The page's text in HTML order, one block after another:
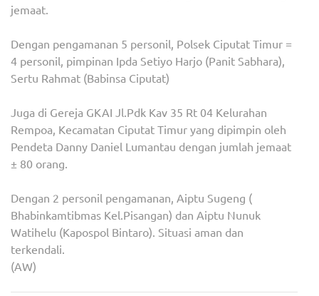
jemaat.
Dengan pengamanan 5 personil, Polsek Ciputat Timur =
4 personil, pimpinan Ipda Setiyo Harjo (Panit Sabhara),
Sertu Rahmat (Babinsa Ciputat)
Juga di Gereja GKAI Jl.Pdk Kav 35 Rt 04 Kelurahan
Rempoa, Kecamatan Ciputat Timur yang dipimpin oleh
Pendeta Danny Daniel Lumantau dengan jumlah jemaat
± 80 orang.
Dengan 2 personil pengamanan, Aiptu Sugeng (
Bhabinkamtibmas Kel.Pisangan) dan Aiptu Nunuk
Watihelu (Kapospol Bintaro). Situasi aman dan
terkendali.
(AW)